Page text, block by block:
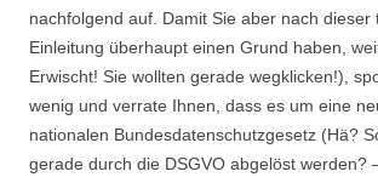
nachfolgend auf. Damit Sie aber nach dieser
Einleitung überhaupt einen Grund haben,
Erwischt! Sie wollten gerade wegklicken!),
wenig und verrate Ihnen, dass es um eine
nationalen Bundesdatenschutzgesetz (Hä?
gerade durch die DSGVO abgelöst werden?